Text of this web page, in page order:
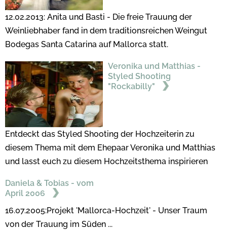
12.02.2013: Anita und Basti - Die freie Trauung der
Weinliebhaber fand in dem traditionsreichen Weingut
Bodegas Santa Catarina auf Mallorca statt.
Veronika und Matthias -
Styled Shooting
"Rockabilly"
Entdeckt das Styled Shooting der Hochzeiterin zu
diesem Thema mit dem Ehepaar Veronika und Matthias
und lasst euch zu diesem Hochzeitsthema inspirieren
Daniela & Tobias - vom
April 2006
16.07.2005:Projekt 'Mallorca-Hochzeit' - Unser Traum
von der Trauung im Süden ...